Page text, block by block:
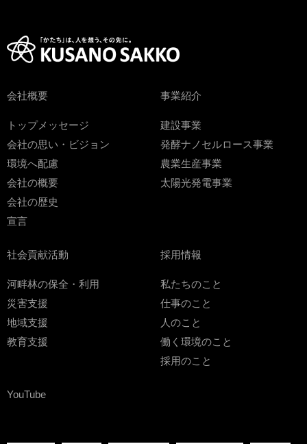
会社概要
トップメッセージ
会社の思い・ビジョン
環境へ配慮
会社の概要
会社の歴史
宣言
事業紹介
建設事業
発酵ナノセルロース事業
農業生産事業
太陽光発電事業
社会貢献活動
河畔林の保全・利用
災害支援
地域支援
教育支援
採用情報
私たちのこと
仕事のこと
人のこと
働く環境のこと
採用のこと
YouTube